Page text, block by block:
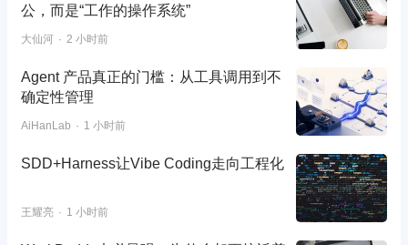
公，而是“工作的操作系统”
大仙河 2 小时前
Agent 产品真正的门槛：从工具调用到不
确定性管理
AiHanLab 1 小时前
SDD+Harness让Vibe Coding走向工程化
王耀亮 1 小时前